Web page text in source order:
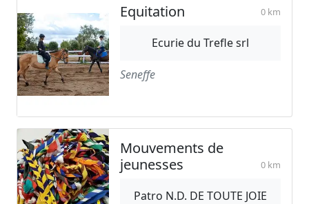
Equitation 0 km
Ecurie du Trefle srl
Seneffe
Mouvements de
jeunesses
0 km
Patro N.D. DE TOUTE JOIE